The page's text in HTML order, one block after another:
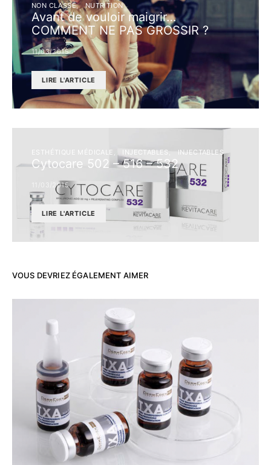
NON CLASSÉ NUTRITION
Avant de vouloir maigrir…
COMMENT NE PAS GROSSIR ?
11/03/2015
LIRE L'ARTICLE
ESTHÉTIQUE MÉDICALE INJECTABLES INJECTABLES
Cytocare 502 – 516 – 532
11/03/2015
LIRE L'ARTICLE
VOUS DEVRIEZ ÉGALEMENT AIMER